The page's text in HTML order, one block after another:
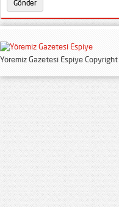
Yöremiz Gazetesi Espiye